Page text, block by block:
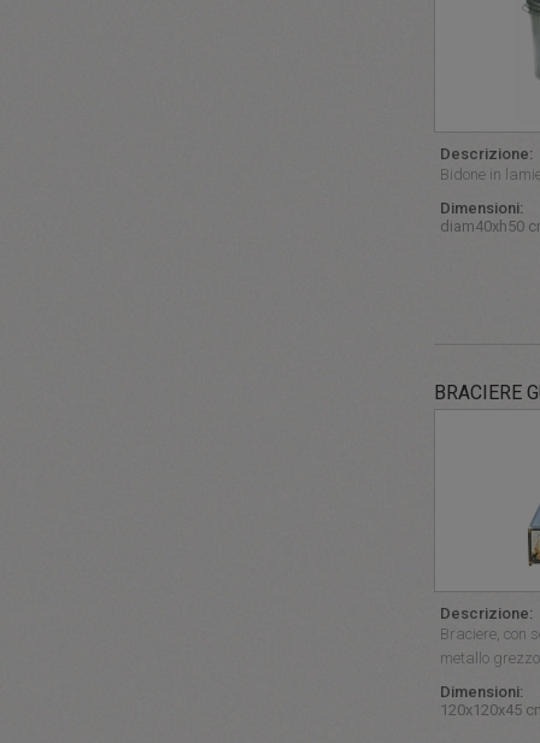
Descrizione:
Bidone in
Dimensioni:
diam40xh50
BRACIERE
Descrizione:
Braciere, con
metallo
Dimensioni:
120x120x45